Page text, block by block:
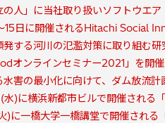
の人」に当社取り扱いソフトウエ
15日に開催されるHitachi Social
発する河川の氾濫対策に取り組む
オンラインセミナー2021」を開催
水害の最小化に向けて、ダム放流
)に横浜新都市ビルで開催される
に一橋大学一橋講堂で開催される